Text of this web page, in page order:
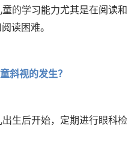
的学习能力尤其是在阅读和
读困难。
斜视的发生？
出生后开始，定期进行眼科检